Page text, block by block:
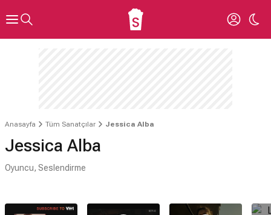
Anasayfa Tüm Sanatçılar Jessica Alba
Jessica Alba
Oyuncu, Seslendirme